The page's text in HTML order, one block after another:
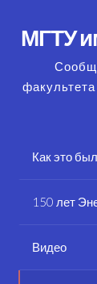
contentМГТУ
Как это
150 лет
Видео